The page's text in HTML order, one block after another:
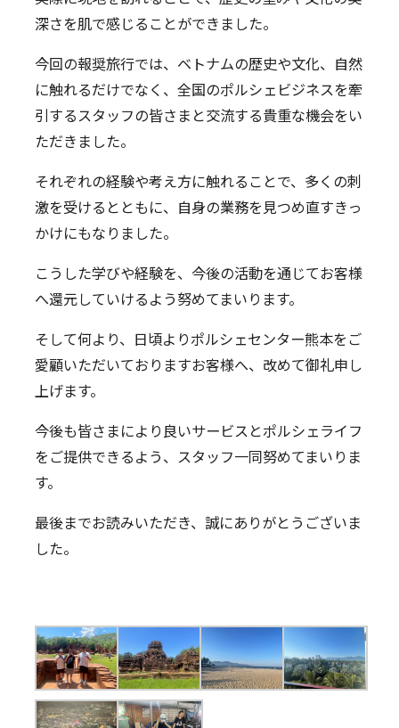
深さを肌で感じることができました。
今回の報奨旅行では、ベトナムの歴史や文化、自然
に触れるだけでなく、全国のポルシェビジネスを牽
引するスタッフの皆さまと交流する貴重な機会をい
ただきました。
それぞれの経験や考え方に触れることで、多くの刺
激を受けるとともに、自身の業務を見つめ直すきっ
かけにもなりました。
こうした学びや経験を、今後の活動を通じてお客様
へ還元していけるよう努めてまいります。
そして何より、日頃よりポルシェセンター熊本をご
愛顧いただいておりますお客様へ、改めて御礼申し
上げます。
今後も皆さまにより良いサービスとポルシェライフ
をご提供できるよう、スタッフ一同努めてまいりま
す。
最後までお読みいただき、誠にありがとうございま
した。
プジョー熊本
シトロエン熊本